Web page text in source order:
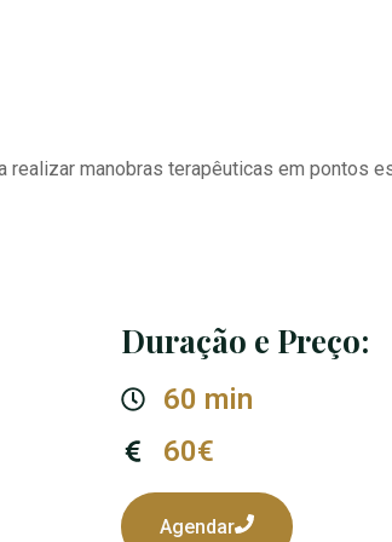
manobras terapêuticas em pontos
Duração e Preço:
60 min
60€
Agendar